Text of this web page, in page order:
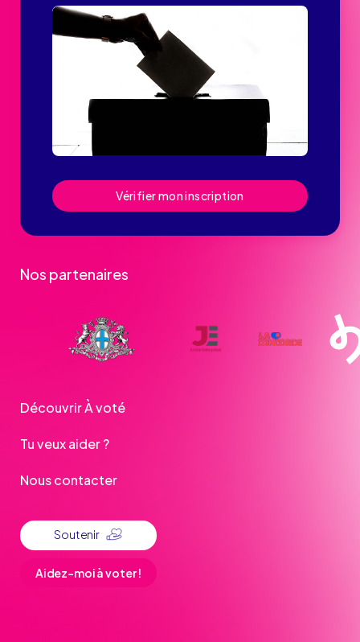
Vérifier mon inscription
Nos partenaires
Découvrir À voté
Tu veux aider ?
Nous contacter
Soutenir
Aidez-moi à voter !